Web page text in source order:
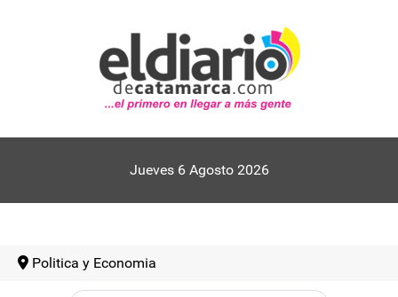
Jueves 6 Agosto 2026
Politica y Economia